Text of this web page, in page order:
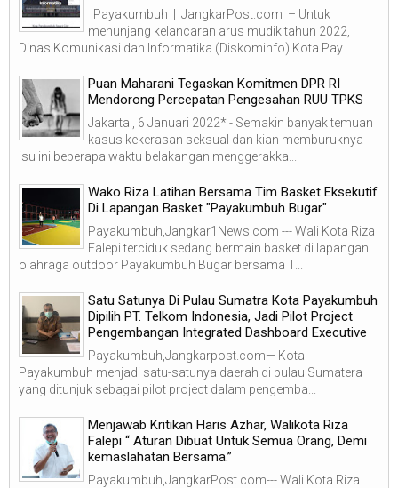
Payakumbuh | JangkarPost.com – Untuk
menunjang kelancaran arus mudik tahun 2022,
Dinas Komunikasi dan Informatika (Diskominfo) Kota Pay...
Puan Maharani Tegaskan Komitmen DPR RI
Mendorong Percepatan Pengesahan RUU TPKS
Jakarta , 6 Januari 2022* - Semakin banyak temuan
kasus kekerasan seksual dan kian memburuknya
isu ini beberapa waktu belakangan menggerakka...
Wako Riza Latihan Bersama Tim Basket Eksekutif
Di Lapangan Basket "Payakumbuh Bugar"
Payakumbuh,Jangkar1News.com --- Wali Kota Riza
Falepi terciduk sedang bermain basket di lapangan
olahraga outdoor Payakumbuh Bugar bersama T...
Satu Satunya Di Pulau Sumatra Kota Payakumbuh
Dipilih PT. Telkom Indonesia, Jadi Pilot Project
Pengembangan Integrated Dashboard Executive
Payakumbuh,Jangkarpost.com— Kota
Payakumbuh menjadi satu-satunya daerah di pulau Sumatera
yang ditunjuk sebagai pilot project dalam pengemba...
Menjawab Kritikan Haris Azhar, Walikota Riza
Falepi “ Aturan Dibuat Untuk Semua Orang, Demi
kemaslahatan Bersama.”
Payakumbuh,JangkarPost.com--- Wali Kota Riza